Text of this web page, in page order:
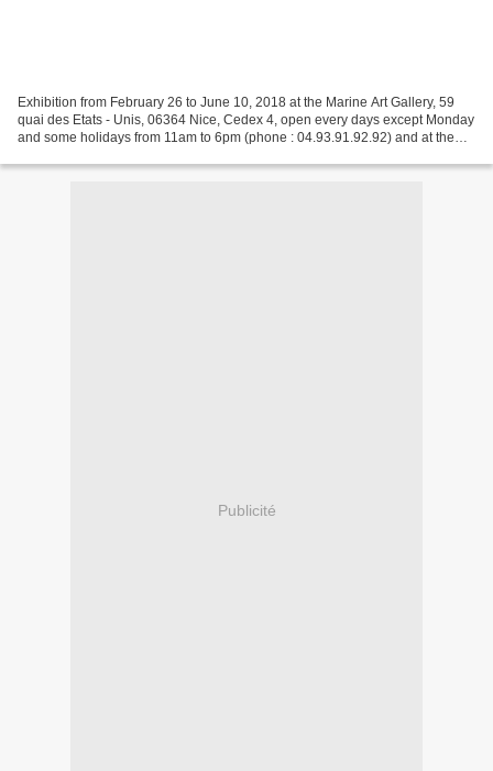
Exhibition from February 26 to June 10, 2018 at the Marine Art Gallery, 59
quai des Etats - Unis, 06364 Nice, Cedex 4, open every days except Monday
and some holidays from 11am to 6pm (phone : 04.93.91.92.92) and at the
Publicité